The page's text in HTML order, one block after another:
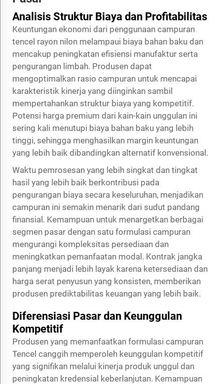
Analisis Struktur Biaya dan Profitabilitas
Keuntungan ekonomi dari penggunaan campuran
tencel rayon nilon melampaui biaya bahan baku dan
mencakup peningkatan efisiensi manufaktur serta
pengurangan limbah. Produsen dapat
mengoptimalkan rasio campuran untuk mencapai
karakteristik kinerja yang diinginkan sambil
mempertahankan struktur biaya yang kompetitif.
Potensi harga premium dari kain-kain unggulan ini
sering kali menutupi biaya bahan baku yang lebih
tinggi, sehingga menghasilkan margin keuntungan
yang lebih baik dibandingkan alternatif konvensional.
Waktu pemrosesan yang lebih singkat dan tingkat
hasil yang lebih baik berkontribusi pada
pengurangan biaya secara keseluruhan, menjadikan
campuran ini semakin menarik dari sudut pandang
finansial. Kemampuan untuk menargetkan berbagai
segmen pasar dengan satu formulasi campuran
mengurangi kompleksitas persediaan dan
meningkatkan pemanfaatan modal. Kontrak jangka
panjang menjadi lebih layak karena ketersediaan dan
harga serat penyusun yang konsisten, memberikan
produsen prediktabilitas keuangan yang lebih baik.
Diferensiasi Pasar dan Keunggulan
Kompetitif
Produsen yang memanfaatkan formulasi campuran
Tencel canggih memperoleh keunggulan kompetitif
yang signifikan melalui kinerja produk unggul dan
peningkatan kredensial keberlanjutan. Kemampuan